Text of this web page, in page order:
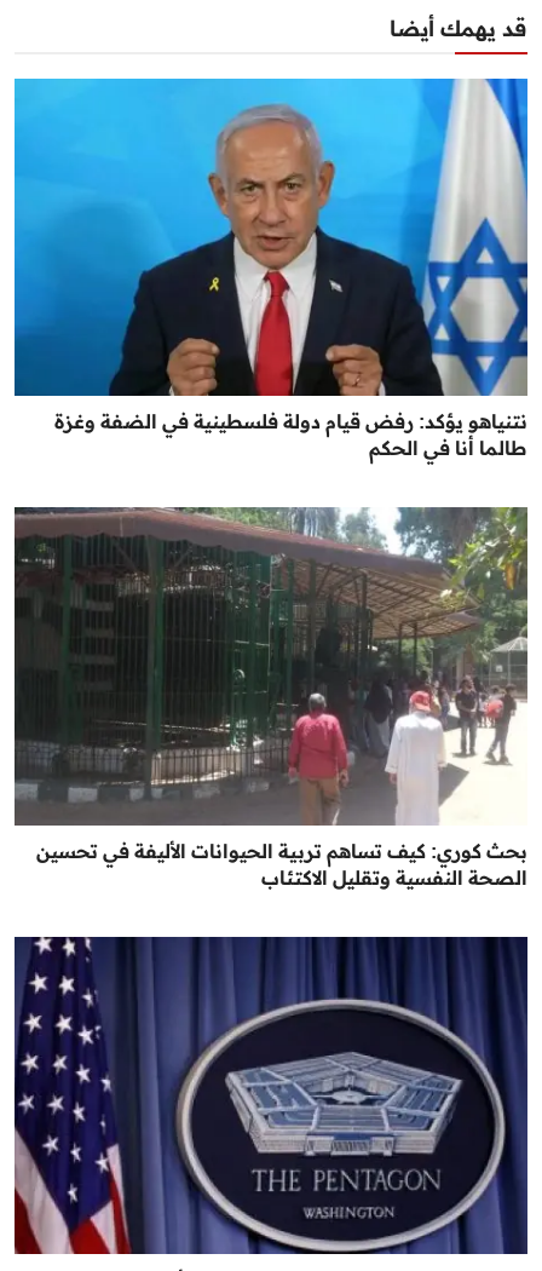
قد يهمك أيضا
نتنياهو يؤكد: رفض قيام دولة فلسطينية في الضفة وغزة
طالما أنا في الحكم
بحث كوري: كيف تساهم تربية الحيوانات الأليفة في تحسين
الصحة النفسية وتقليل الاكتئاب